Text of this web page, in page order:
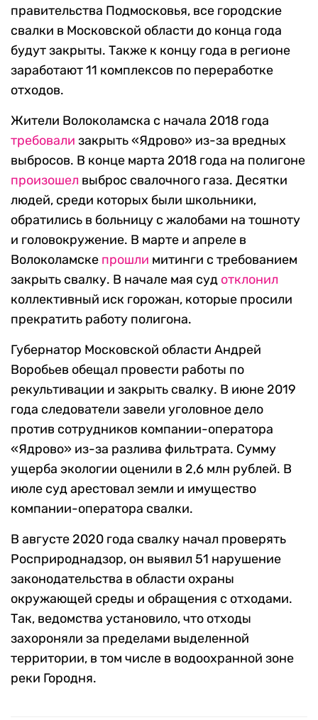
правительства Подмосковья, все городские
свалки в Московской области до конца года
будут закрыты. Также к концу года в регионе
заработают 11 комплексов по переработке
отходов.
Жители Волоколамска с начала 2018 года
требовали закрыть «Ядрово» из-за вредных
выбросов. В конце марта 2018 года на полигоне
произошел выброс свалочного газа. Десятки
людей, среди которых были школьники,
обратились в больницу с жалобами на тошноту
и головокружение. В марте и апреле в
Волоколамске прошли митинги с требованием
закрыть свалку. В начале мая суд отклонил
коллективный иск горожан, которые просили
прекратить работу полигона.
Губернатор Московской области Андрей
Воробьев обещал провести работы по
рекультивации и закрыть свалку. В июне 2019
года следователи завели уголовное дело
против сотрудников компании-оператора
«Ядрово» из-за разлива фильтрата. Сумму
ущерба экологии оценили в 2,6 млн рублей. В
июле суд арестовал земли и имущество
компании-оператора свалки.
В августе 2020 года свалку начал проверять
Росприроднадзор, он выявил 51 нарушение
законодательства в области охраны
окружающей среды и обращения с отходами.
Так, ведомства установило, что отходы
захороняли за пределами выделенной
территории, в том числе в водоохранной зоне
реки Городня.